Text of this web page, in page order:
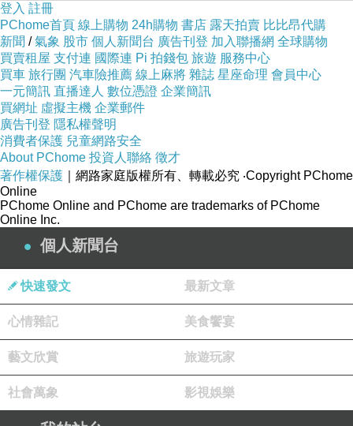
加的健康壹些。但是在平常的時候，最好讓孩子多吃壹些
的時令水果，讓孩子吃時令水果，比吃反季節水果更好壹
些。
登入 註冊
PChome首頁 線上購物 24h購物 書店 露天拍賣 比比昂代購
新聞 /氣象 股市 個人新聞台 廣告刊登 加入聯播網 全球購物
買賣租屋 支付連 國際連 Pi 拍錢包 旅遊 服務中心
買車 旅行團 汽車險推薦 線上麻將 雜誌 星座命理 會員中心
一元簡訊 直播達人 數位憑證 企業簡訊
買網址 虛擬主機 企業郵件
廣告刊登 隱私權聲明
消費者保護 兒童網路安全
About PChome 投資人聯絡 徵才
著作權保護 ｜網路家庭版權所有、轉載必究 ‧Copyright PChome
Online
PChome Online and PChome are trademarks of PChome
Online Inc.
個人新聞台
快速發文 最新文章
心情雜記 美食饗宴
藝文欣賞 旅遊玩家
社會萬象 影視娛樂